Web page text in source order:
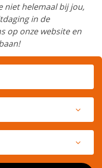
niet helemaal bij jou,
in de
op onze website en